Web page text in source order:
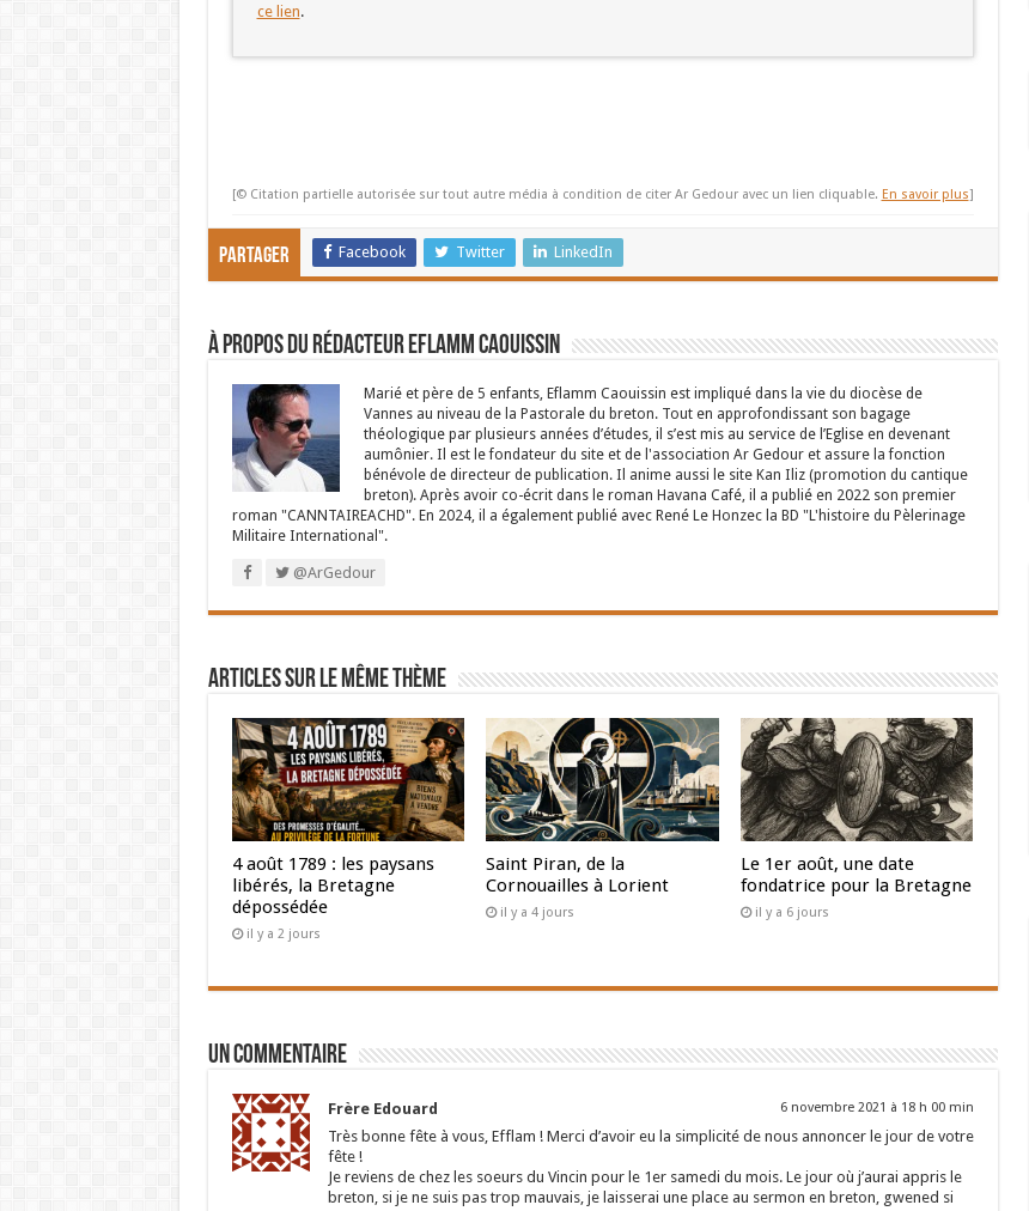
ce lien.
[© Citation partielle autorisée sur tout autre média à condition de citer Ar Gedour avec un lien cliquable. En savoir plus]
Partager Facebook Twitter LinkedIn
À propos du rédacteur Eflamm Caouissin
Marié et père de 5 enfants, Eflamm Caouissin est impliqué dans la vie du diocèse de
Vannes au niveau de la Pastorale du breton. Tout en approfondissant son bagage
théologique par plusieurs années d’études, il s’est mis au service de l’Eglise en devenant
aumônier. Il est le fondateur du site et de l'association Ar Gedour et assure la fonction
bénévole de directeur de publication. Il anime aussi le site Kan Iliz (promotion du cantique
breton). Après avoir co-écrit dans le roman Havana Café, il a publié en 2022 son premier
roman "CANNTAIREACHD". En 2024, il a également publié avec René Le Honzec la BD "L'histoire du Pèlerinage
Militaire International".
@ArGedour
Articles sur le même thème
4 août 1789 : les paysans
libérés, la Bretagne
dépossédée
il y a 2 jours
Saint Piran, de la
Cornouailles à Lorient
il y a 4 jours
Le 1er août, une date
fondatrice pour la Bretagne
il y a 6 jours
Un commentaire
Frère Edouard 6 novembre 2021 à 18 h 00 min
Très bonne fête à vous, Efflam ! Merci d’avoir eu la simplicité de nous annoncer le jour de votre
fête !
Je reviens de chez les soeurs du Vincin pour le 1er samedi du mois. Le jour où j’aurai appris le
breton, si je ne suis pas trop mauvais, je laisserai une place au sermon en breton, gwened si